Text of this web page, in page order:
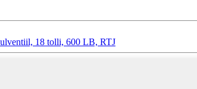
18 tolli, 600 LB, RTJ